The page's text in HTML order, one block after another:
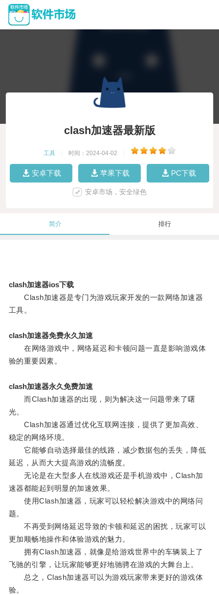
clash加速器最新版
工具 时间：2024-04-02
安卓下载 苹果下载 PC下载
安卓市场，安全绿色
简介 排行
clash加速器ios下载
Clash加速器是专门为游戏玩家开发的一款网络加速器
工具。
clash加速器免费永久加速
在网络游戏中，网络延迟和卡顿问题一直是影响游戏体
验的重要因素。
clash加速器永久免费加速
而Clash加速器的出现，则为解决这一问题带来了曙
光。
Clash加速器通过优化互联网连接，提供了更加高效、
稳定的网络环境。
它能够自动选择最佳的线路，减少数据包的丢失，降低
延迟，从而大大提高游戏的流畅度。
无论是在大型多人在线游戏还是手机游戏中，Clash加
速器都能起到明显的加速效果。
使用Clash加速器，玩家可以轻松解决游戏中的网络问
题。
不再受到网络延迟导致的卡顿和延迟的困扰，玩家可以
更加顺畅地操作和体验游戏的魅力。
拥有Clash加速器，就像是给游戏世界中的车辆装上了
飞驰的引擎，让玩家能够更好地驰骋在游戏的大舞台上。
总之，Clash加速器可以为游戏玩家带来更好的游戏体
验。